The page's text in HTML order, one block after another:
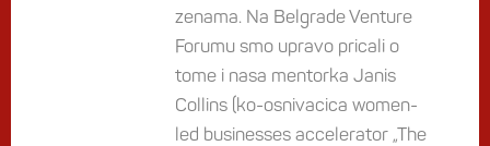
zenama. Na Belgrade Venture
Forumu smo upravo pricali o
tome i nasa mentorka Janis
Collins (ko-osnivacica women-
led businesses accelerator „The